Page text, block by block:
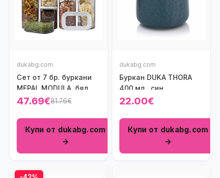
dukabg.com
Сет от 7 бр. буркани
MEPAL MODULA, бял
47.69€81.76€
Купи от dukabg.com
→
dukabg.com
Буркан DUKA THORA
400 мл., син
22.00€
Купи от dukabg.com
→